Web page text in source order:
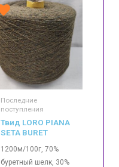
Последние
поступления
Твид LORO PIANA
SETA BURET
1200м/100г, 70%
буретный шелк, 30%